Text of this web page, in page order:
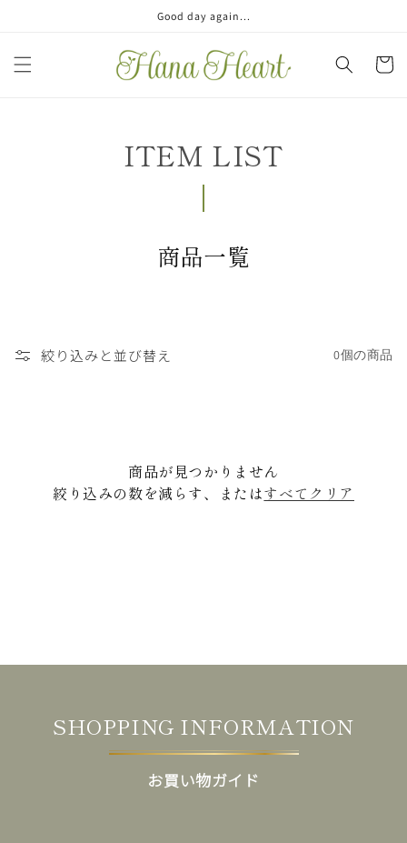
Good day again...
ー
ITEM LIST
コ
シ
商品一覧
絞り込みと並び替え 0個の商品
商品が見つかりません
絞り込みの数を減らす、またはすべてクリア
SHOPPING INFORMATION
お買い物ガイド